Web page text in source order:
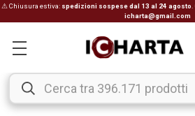
⚠ Chiusura estiva: spedizioni sospese dal 13 al 24 agosto
icharta@gmail.com